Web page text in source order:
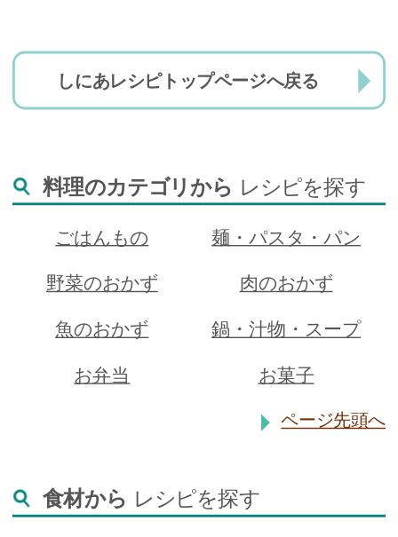
しにあレシピトップページへ戻る
料理のカテゴリから レシピを探す
ごはんもの 麺・パスタ・パン
野菜のおかず 肉のおかず
魚のおかず 鍋・汁物・スープ
お弁当 お菓子
ページ先頭へ
食材から レシピを探す